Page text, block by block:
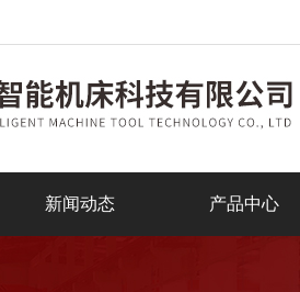
新闻动态 产品中心